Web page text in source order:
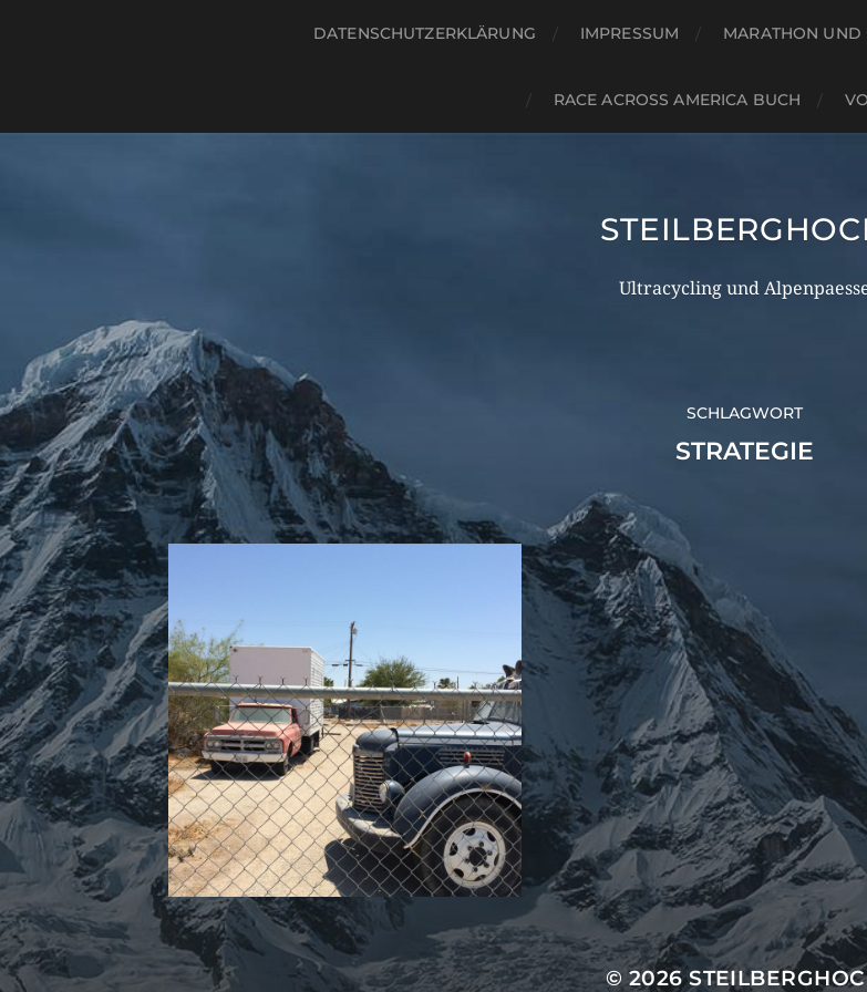
DATENSCHUTZERKLÄRUNG IMPRESSUM MARATHON UND
RACE ACROSS AMERICA BUCH
Ultracycling und
SCHLAGWORT
STRATEGIE
© 2026